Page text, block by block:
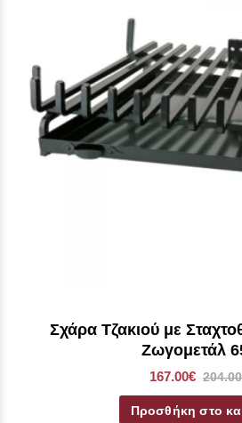
Σχάρα Τζακιού με
Ζωγομετάλ
167.00€
Προσθήκη στο